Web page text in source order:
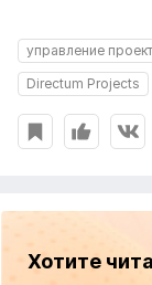
управление
Directum Projects
Хотите